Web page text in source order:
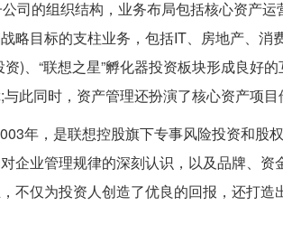
的组织结构，业务布局包括核心资产运
略目标的支柱业务，包括IT、房地产、消
)、“联想之星”孵化器投资板块形成良好
此同时，资产管理还扮演了核心资产项目
，是联想控股旗下专事风险投资和股
企业管理规律的深刻认识，以及品牌、
仅为投资人创造了优良的回报，还打造